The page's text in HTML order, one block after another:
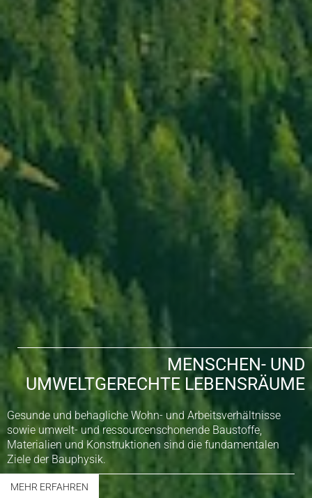
MENSCHEN- UND
UMWELTGERECHTE LEBENSRÄUME
Gesunde und behagliche Wohn- und Arbeitsverhältnisse
sowie umwelt- und ressourcenschonende Baustoffe,
Materialien und Konstruktionen sind die fundamentalen
Ziele der Bauphysik.
MEHR ERFAHREN